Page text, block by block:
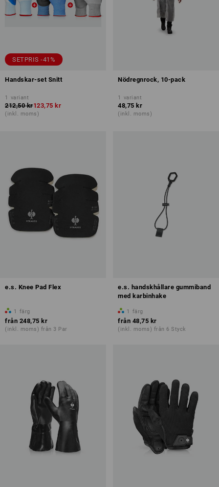
SETPRIS -41%
Handskar-set Snitt
1 variant
212,50 kr123,75 kr
(inkl. moms)
Nödregnrock, 10-pack
1 variant
48,75 kr
(inkl. moms)
e.s. Knee Pad Flex
1 färg
från 248,75 kr
(inkl. moms) från 3 Par
e.s. handskhållare gummiband
med karbinhake
1 färg
från 48,75 kr
(inkl. moms) från 6 Styck